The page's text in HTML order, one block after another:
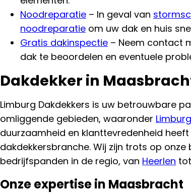
Noodreparatie – In geval van
noodreparatie om uw dak en huis
Gratis dakinspectie – Neem contact
dak te beoordelen en eventuele
Dakdekker in
Limburg Dakdekkers is uw betrouwbare
omliggende gebieden, waaronder Limburg
duurzaamheid en klanttevredenheid
dakdekkersbranche. Wij zijn trots op
bedrijfspanden in de regio, van Heerlen tot
Onze expertise in Maasbracht